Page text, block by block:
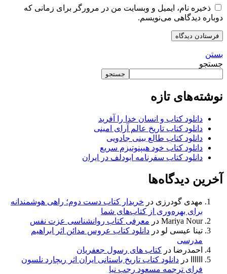
ذخیره نام، ایمیل و وبسایت من در مرورگر برای زمانی که
دوباره دیدگاهی می‌نویسم.
بستن
جستجو
جستجو
نوشته‌های تازه
دانلود کتاب و انسان خدا را آفرید
دانلود کتاب تاریخ عالم آرای امینی
دانلود کتاب طالع بینی جادویی
دانلود کتاب خود هیپنوتیزم سریع
دانلود کتاب سفرنامه ابودلف در ایران
آخرین دیدگاه‌ها
مهدی گودرزی در خریدار کتاب دست دوم؛ راهی هوشمندانه
برای بهره‌وری از کتاب‌های شما
Mariya Nour در معرفی کتاب روانشناسی عزت نفس
تینا عیسی لو در دانلود کتاب عروس مدائن اثر ابراهیم
مدرسی
احمدرضا در کتاب های رسول جعفریان
در دانلود کتاب تاریخ باستانی ایران اثر ریچارد نلسون
فرای ترجمه مسعود رجب نیا